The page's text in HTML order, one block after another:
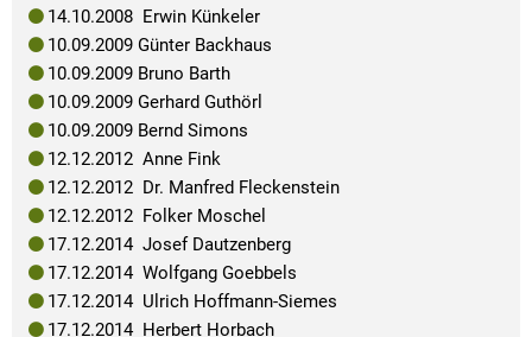
14.10.2008 Erwin Künkeler
10.09.2009 Günter Backhaus
10.09.2009 Bruno Barth
10.09.2009 Gerhard Guthörl
10.09.2009 Bernd Simons
12.12.2012 Anne Fink
12.12.2012 Dr. Manfred Fleckenstein
12.12.2012 Folker Moschel
17.12.2014 Josef Dautzenberg
17.12.2014 Wolfgang Goebbels
17.12.2014 Ulrich Hoffmann-Siemes
17.12.2014 Herbert Horbach